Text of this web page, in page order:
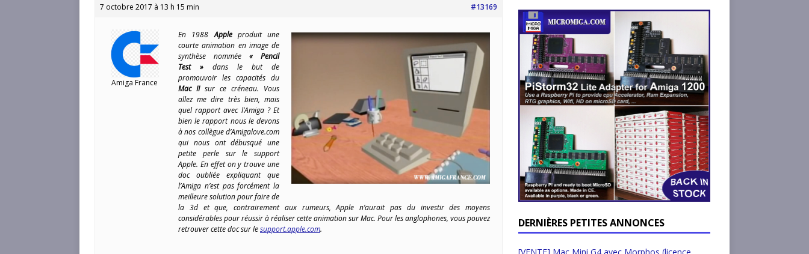
7 octobre 2017 à 13 h 15 min #13169
Amiga France
En 1988Appleproduit une
courte animation en image de
synthèse nommée« Pencil
Test » dans le but de
promouvoir les capacités du
Mac IIsur ce créneau. Vous
allez me dire très bien, mais
quel rapport avec l’Amiga ? Et
bien le rapport nous le devons
à nos collègue d’Amigalove.com
qui nous ont débusqué une
petite perle sur le support
Apple. En effet on y trouve une
doc oubliée expliquant que
l’Amiga n’est pas forcément la
meilleure solution pour faire de
la 3d et que, contrairement aux rumeurs, Apple n’aurait pas du investir des moyens
considérables pour réussir à réaliser cette animation sur Mac. Pour les anglophones, vous pouvez
retrouver cette doc sur lesupport.apple.com. DERNIÈRES PETITES ANNONCES